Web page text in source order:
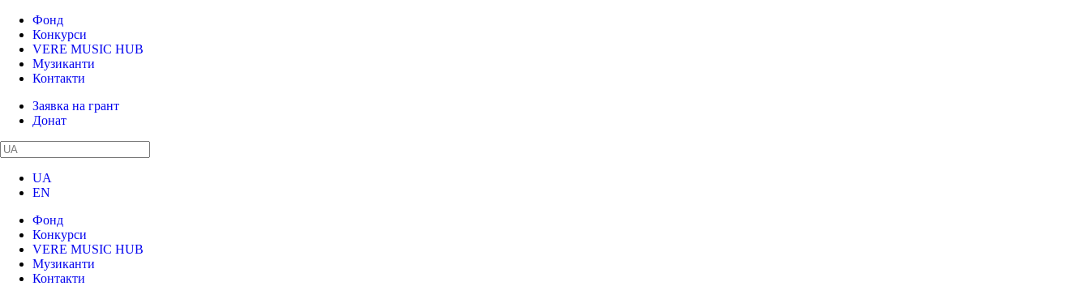
Фонд
Конкурси
VERE MUSIC HUB
Музиканти
Контакти
Заявка на грант
Донат
UA
EN
Фонд
Конкурси
VERE MUSIC HUB
Музиканти
Контакти